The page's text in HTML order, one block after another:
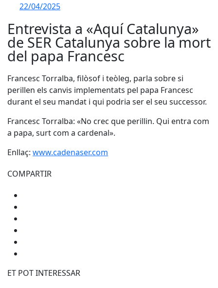
22/04/2025
Entrevista a «Aquí Catalunya»
de SER Catalunya sobre la mort
del papa Francesc
Francesc Torralba, filòsof i teòleg, parla sobre si
perillen els canvis implementats pel papa Francesc
durant el seu mandat i qui podria ser el seu successor.
Francesc Torralba: «No crec que perillin. Qui entra com
a papa, surt com a cardenal».
Enllaç: www.cadenaser.com
COMPARTIR
ET POT INTERESSAR